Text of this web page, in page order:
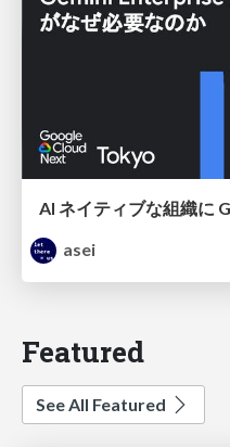
asei
Featured
See All Featured